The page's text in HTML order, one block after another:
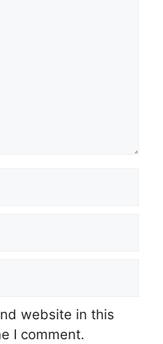
website in this
I comment.